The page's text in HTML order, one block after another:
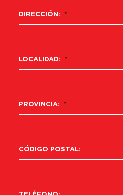
DIRECCIÓN: *
LOCALIDAD: *
PROVINCIA: *
CÓDIGO POSTAL: